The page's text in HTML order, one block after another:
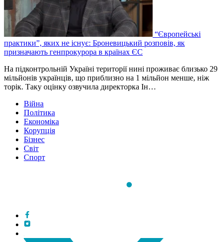
“Європейські
практики”, яких не існує: Броневицький розповів, як
призначають генпрокурора в країнах ЄС
На підконтрольній Україні території нині проживає близько 29
мільйонів українців, що приблизно на 1 мільйон менше, ніж
торік. Таку оцінку озвучила директорка Ін…
Війна
Політика
Економіка
Корупція
Бізнес
Світ
Спорт